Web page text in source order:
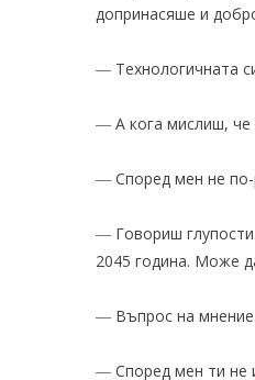
допринасяше и
― Технологичната
― А кога мислиш, че
― Според мен не по-
― Говориш
2045 година. Може
― Въпрос на мнение.
― Според мен ти не